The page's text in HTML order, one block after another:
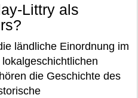
Littry als
ländliche Einordnung im
die Geschichte des